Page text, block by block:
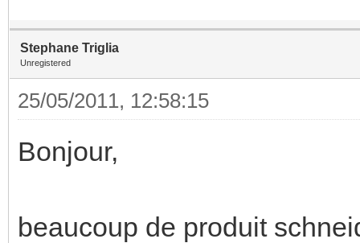
Stephane Triglia
Unregistered
25/05/2011, 12:58:15
Bonjour,
beaucoup de produit